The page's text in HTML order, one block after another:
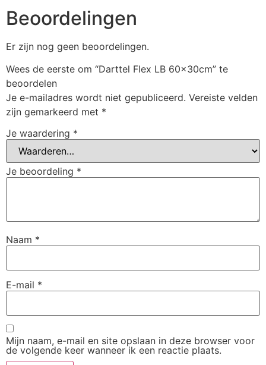
Beoordelingen
Er zijn nog geen beoordelingen.
Wees de eerste om “Darttel Flex LB 60x30cm” te
beoordelen
Je e-mailadres wordt niet gepubliceerd. Vereiste velden
zijn gemarkeerd met *
Je waardering *
Je beoordeling *
Naam *
E-mail *
Mijn naam, e-mail en site opslaan in deze browser voor
de volgende keer wanneer ik een reactie plaats.